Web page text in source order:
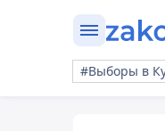
#Выборы в